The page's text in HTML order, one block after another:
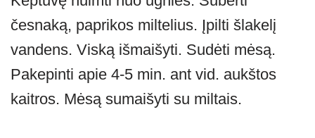
česnaką, paprikos miltelius. Įpilti šlakelį
vandens. Viską išmaišyti. Sudėti mėsą.
Pakepinti apie 4-5 min. ant vid. aukštos
kaitros. Mėsą sumaišyti su miltais.